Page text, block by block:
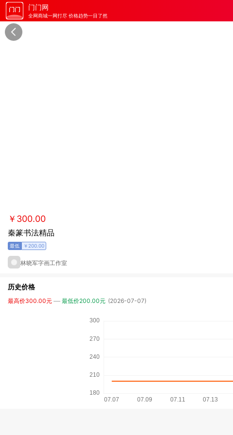
门门网
全网商城一网打尽 价格趋势一目了然
￥300.00
秦篆书法精品
￥200.00
林晓军字画工作室
历史价格
最高价300.00元 最低价200.00元 (2026-07-07)